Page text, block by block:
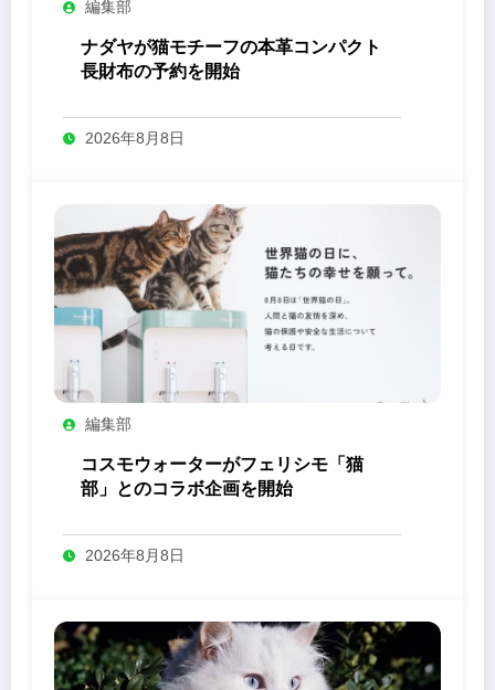
編集部
ナダヤが猫モチーフの本革コンパクト
長財布の予約を開始
2026年8月8日
編集部
コスモウォーターがフェリシモ「猫
部」とのコラボ企画を開始
2026年8月8日